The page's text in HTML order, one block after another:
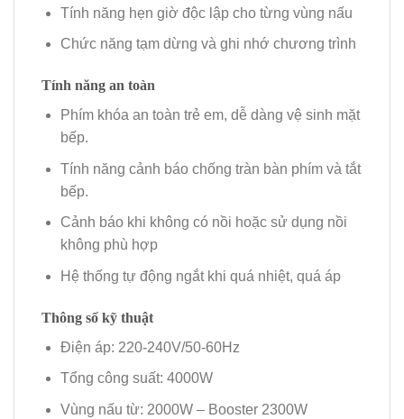
Tính năng hẹn giờ độc lập cho từng vùng nấu
Chức năng tạm dừng và ghi nhớ chương trình
Tính năng an toàn
Phím khóa an toàn trẻ em, dễ dàng vệ sinh mặt
bếp.
Tính năng cảnh báo chống tràn bàn phím và tắt
bếp.
Cảnh báo khi không có nồi hoặc sử dụng nồi
không phù hợp
Hệ thống tự động ngắt khi quá nhiệt, quá áp
Thông số kỹ thuật
Điện áp: 220-240V/50-60Hz
Tổng công suất: 4000W
Vùng nấu từ: 2000W – Booster 2300W